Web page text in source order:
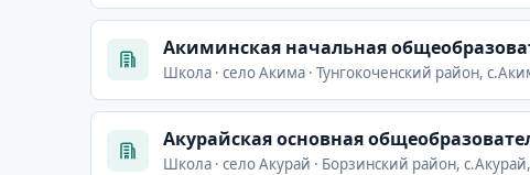
Акиминская начальная
Школа · село Акима · Тунгокоченский район,
Акурайская основная
Школа · село Акурай · Борзинский район,